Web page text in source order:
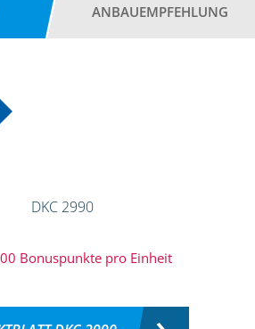
ANBAUEMPFEHLUNG
Bonuspunkte pro Einheit